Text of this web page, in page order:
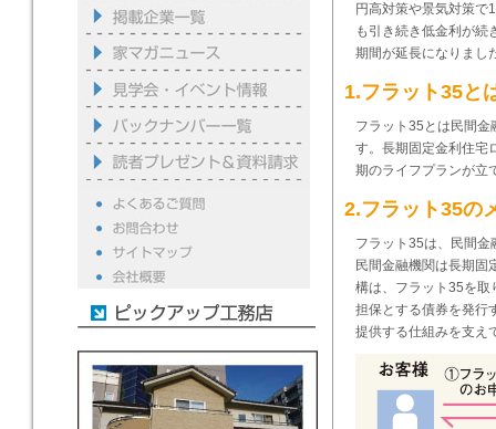
円高対策や景気対策で
も引き続き低金利が続
期間が延長になりまし
1.フラット35と
フラット35とは民間
す。長期固定金利住宅
期のライフプランが立
2.フラット35の
フラット35は、民間
民間金融機関は長期固
構は、フラット35を取
担保とする債券を発行
提供する仕組みを支え